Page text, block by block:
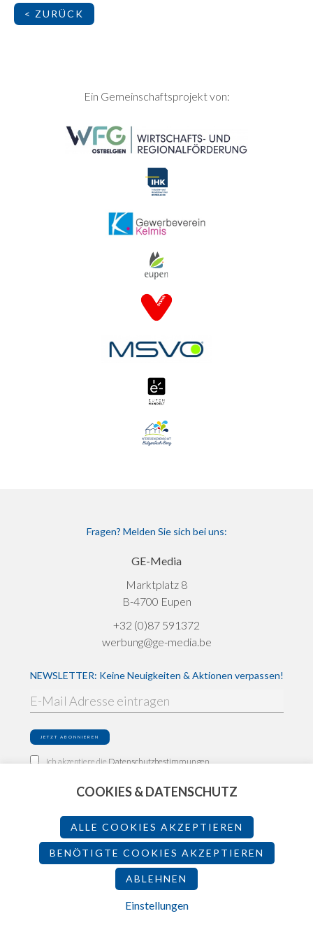
< ZURÜCK
SEITENFUSSEin Gemeinschaftsprojekt von:
Fragen? Melden Sie sich bei uns:
GE-Media
Marktplatz 8
B-4700 Eupen
+32 (0)87 591372
werbung@ge-media.be
NEWSLETTER: Keine Neuigkeiten & Aktionen verpassen!
Ich akzeptiere die Datenschutzbestimmungen
Impressum
Datenschutz
Teilnahmebedingungen
2026 - Made by
COOKIES & DATENSCHUTZ
ALLE COOKIES AKZEPTIEREN
BENÖTIGTE COOKIES AKZEPTIEREN
ABLEHNEN
Einstellungen